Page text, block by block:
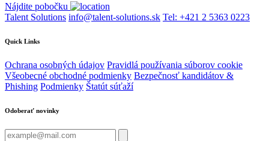
Nájdite pobočku
Talent Solutions info@talent-solutions.sk Tel: +421 2 5363 0223
Quick Links
Ochrana osobných údajov Pravidlá používania súborov cookie
Všeobecné obchodné podmienky Bezpečnosť kandidátov &
Phishing Podmienky Štatút súťaží
Odoberať novinky